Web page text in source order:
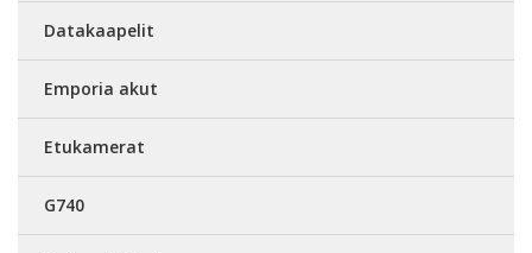
Datakaapelit
Emporia akut
Etukamerat
G740